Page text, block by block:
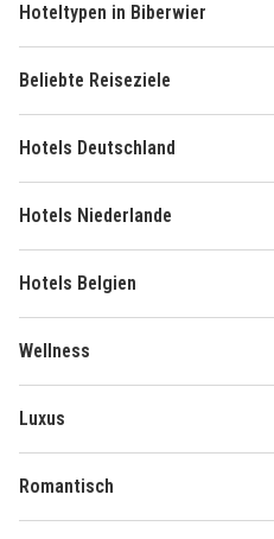
Hoteltypen in Biberwier
Beliebte Reiseziele
Hotels Deutschland
Hotels Niederlande
Hotels Belgien
Wellness
Luxus
Romantisch